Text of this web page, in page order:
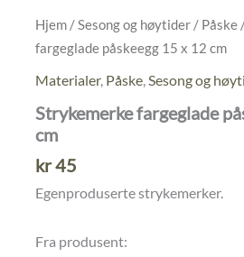
Hjem /Sesong og høytider / Påske
fargeglade påskeegg 15 x 12 cm
Materialer, Påske Sesong og
Strykemerke fargeglade
cm
kr45
Egenproduserte strykemerker.
Fra produsent: